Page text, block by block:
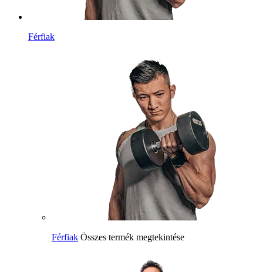
Férfiak
Férfiak Összes termék megtekintése